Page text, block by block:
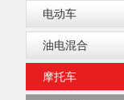
电动车
油电混合
摩托车